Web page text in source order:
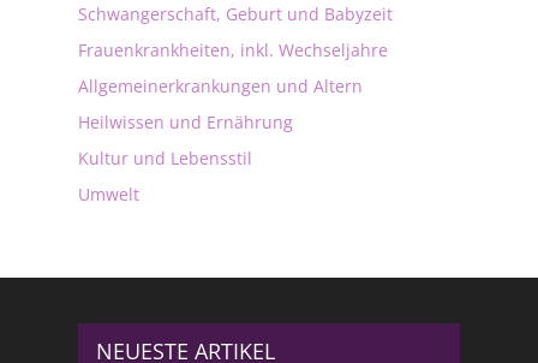
Schwangerschaft, Geburt und Babyzeit
Frauenkrankheiten, inkl. Wechseljahre
Allgemeinerkrankungen und Altern
Heilwissen und Ernährung
Kultur und Lebensstil
Umwelt
NEUESTE ARTIKEL